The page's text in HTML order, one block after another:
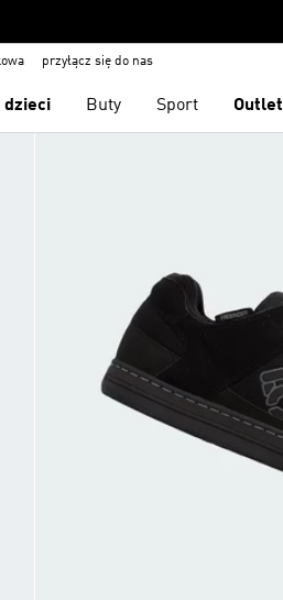
przyłącz się do nas
dzieci Buty Sport Outlet